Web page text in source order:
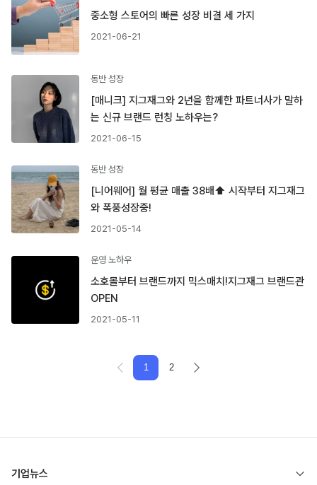
중소형 스토어의 빠른 성장 비결 세 가지
2021-06-21
동반 성장
[매니크] 지그재그와 2년을 함께한 파트너사가 말하
는 신규 브랜드 런칭 노하우는?
2021-06-15
동반 성장
[니어웨어] 월 평균 매출 38배⬆︎ 시작부터 지그재그
와 폭풍성장중!
2021-05-14
운영 노하우
소호몰부터 브랜드까지 믹스매치!지그재그 브랜드관
OPEN
2021-05-11
1 2
기업뉴스